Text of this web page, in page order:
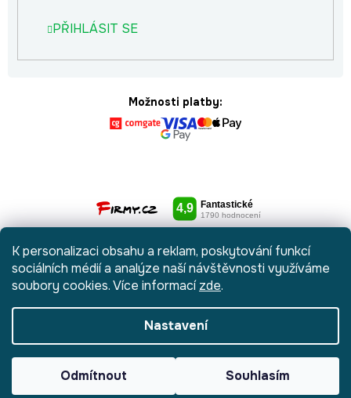
K personalizaci obsahu a reklam, poskytování funkcí
sociálních médií a analýze naší návštěvnosti využíváme
soubory cookies. Více informacízde.
Nastavení
Odmítnout Souhlasím
PŘIHLÁSIT SE
Možnosti platby:
Vytvořil Shoptet
Anque Media